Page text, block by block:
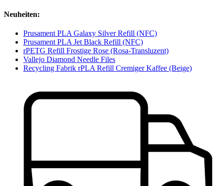
Neuheiten:
Prusament PLA Galaxy Silver Refill (NFC)
Prusament PLA Jet Black Refill (NFC)
rPETG Refill Frostige Rose (Rosa-Transluzent)
Vallejo Diamond Needle Files
Recycling Fabrik rPLA Refill Cremiger Kaffee (Beige)